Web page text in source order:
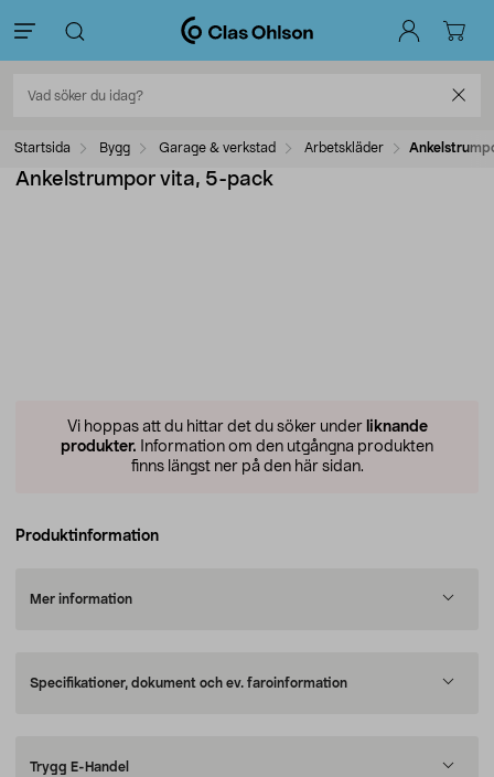
Startsida Bygg Garage & verkstad Arbetskläder
Ankelstrumpor vita, 5-pack
Vi hoppas att du hittar det du söker under liknande
produkter. Information om den utgångna produkten
finns längst ner på den här sidan.
Produktinformation
Mer information
Specifikationer, dokument och ev. faroinformation
Trygg E-Handel